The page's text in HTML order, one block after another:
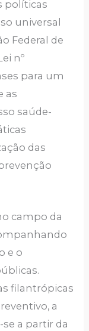
políticas
universal
Federal de
nº
para um
as
saúde-
das
campo da
e o
filantrópicas
a
a partir da